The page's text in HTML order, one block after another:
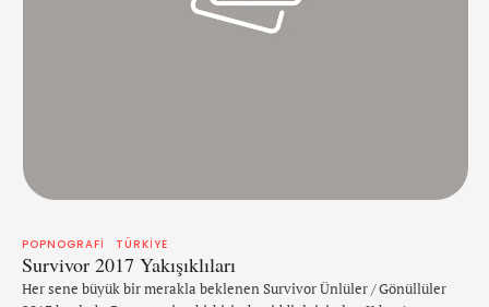
POPNOGRAFI TÜRKIYE
Survivor 2017 Yakışıklıları
Her sene büyük bir merakla beklenen Survivor Ünlüler / Gönüllüler